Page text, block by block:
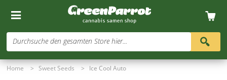
Durchsuche den gesamten Store hier...
Home > Sweet Seeds > Ice Cool Auto